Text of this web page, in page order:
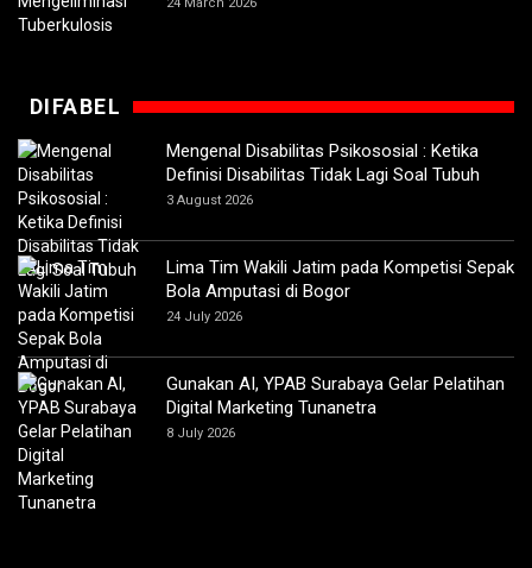
DIFABEL
Mengenal Disabilitas Psikososial : Ketika
Definisi Disabilitas Tidak Lagi Soal Tubuh
3 August 2026
Lima Tim Wakili Jatim pada Kompetisi Sepak
Bola Amputasi di Bogor
24 July 2026
Gunakan AI, YPAB Surabaya Gelar Pelatihan
Digital Marketing Tunanetra
8 July 2026